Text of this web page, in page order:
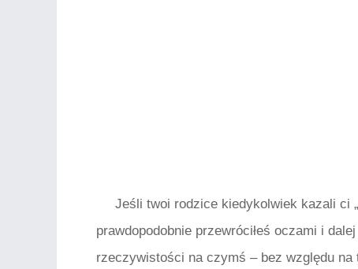
Jeśli twoi rodzice kiedykolwiek kazali ci
prawdopodobnie przewróciłeś oczami i
rzeczywistości na czymś – bez względu